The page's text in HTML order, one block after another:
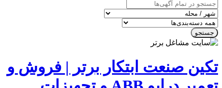
صنعت ابتکار برتر | فروش و